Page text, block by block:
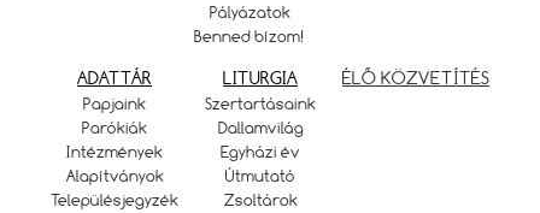
Pályázatok
Benned bízom!
ADATTÁR
Papjaink
Parókiák
Intézmények
Alapítványok
Településjegyzék
LITURGIA
Szertartásaink
Dallamvilág
Egyházi év
Útmutató
Zsoltárok
ÉLŐ KÖZVETÍTÉS